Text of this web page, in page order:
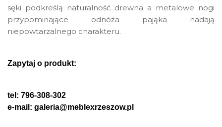
sęki podkreślą naturalność drewna a metalowe nogi
przypominające odnóża pająka nadają
niepowtarzalnego charakteru.
Zapytaj o produkt:
tel: 796-308-302
e-mail: galeria@meblexrzeszow.pl